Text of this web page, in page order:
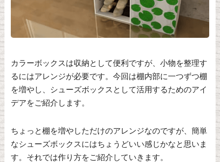
カラーボックスは収納として便利ですが、小物を整理す
るにはアレンジが必要です。今回は棚内部に一つずつ棚
を増やし、シューズボックスとして活用するためのアイ
デアをご紹介します。
ちょっと棚を増やしただけのアレンジなのですが、簡単
なシューズボックスにはちょうどいい感じかなと思いま
す。それでは作り方をご紹介していきます。